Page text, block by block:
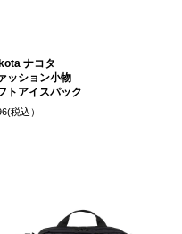
ナコタ
ッション小物
トアイスパック
税込）